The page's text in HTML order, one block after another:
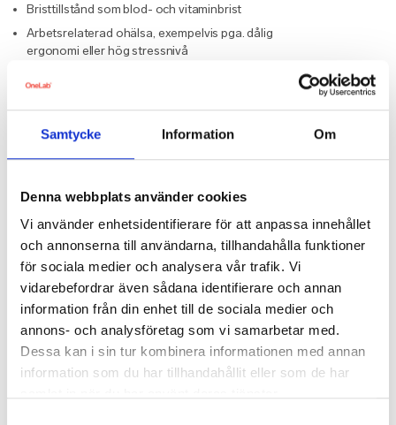
Samtycke Information Om
Denna webbplats använder cookies
Vi använder enhetsidentifierare för att anpassa innehållet
och annonserna till användarna, tillhandahålla funktioner
för sociala medier och analysera vår trafik. Vi
vidarebefordrar även sådana identifierare och annan
information från din enhet till de sociala medier och
annons- och analysföretag som vi samarbetar med.
Dessa kan i sin tur kombinera informationen med annan
information som du har tillhandahållit eller som de har
Bristtillstånd som blod- och vitaminbrist
Arbetsrelaterad ohälsa, exempelvis pga. dålig
ergonomi eller hög stressnivå
Digitala och fysiska hälsoundersökningar
hälsokontroller så smidiga som möjligt erbjuder
Hälsoundersökning på arbetsplatsen–
Legitimerade sjuksköterskor genomför
Digital hälsokontroll
– Medarbetarna genomför en
omfattande hälsobedömning via en app.
Hemprovtagning
– Medarbetare kan ta prover
hemma och skicka in för analys.
Aktiv uppföljning och personliga hälsoplaner
effektiv när den följs upp med aktiva insatser. OneLab